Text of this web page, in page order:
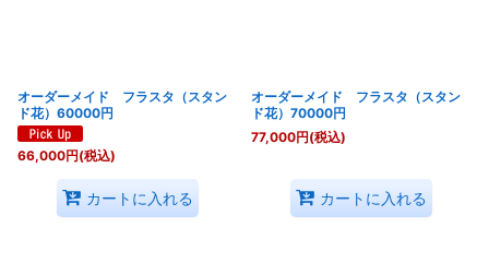
オーダーメイド フラスタ（スタン
ド花）60000円
66,000円(税込)
カートに入れる
オーダーメイド フラスタ（スタン
ド花）70000円
77,000円(税込)
カートに入れる